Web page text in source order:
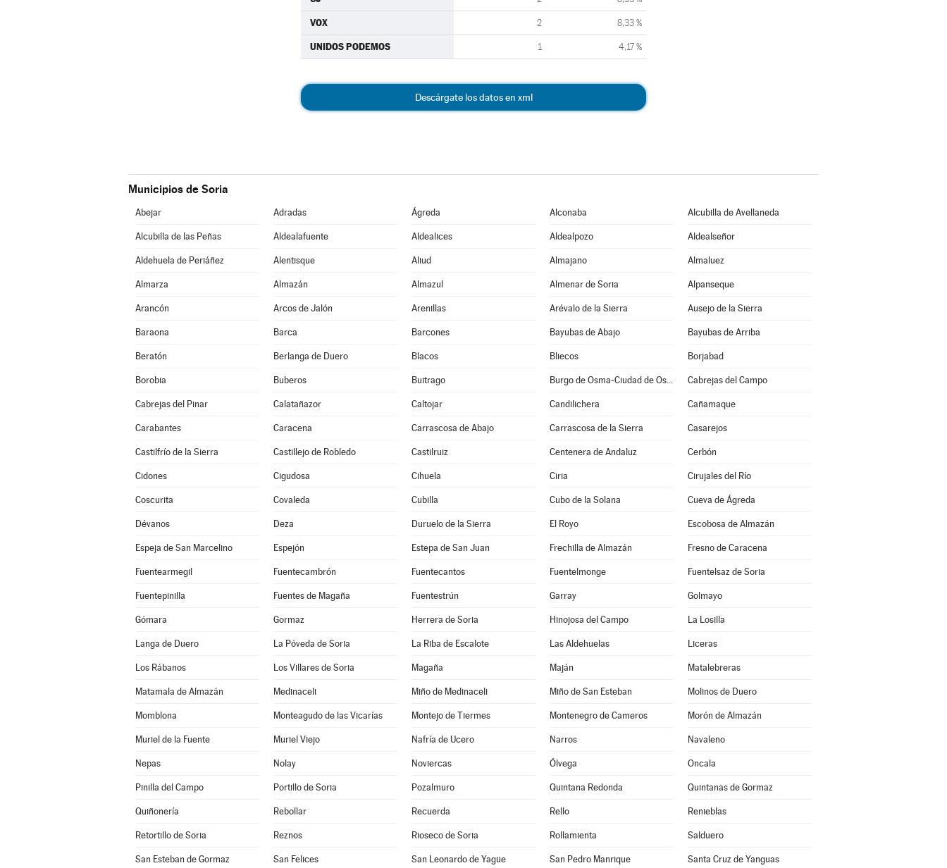
VOX 2 8,33 %
UNIDOS PODEMOS 1 4,17 %
Descárgate los datos en xml
Municipios de Soria
Abejar Adradas Ágreda Alconaba Alcubilla de Avellaneda
Alcubilla de las Peñas Aldealafuente Aldealices Aldealpozo Aldealseñor
Aldehuela de Periáñez Alentisque Aliud Almajano Almaluez
Almarza Almazán Almazul Almenar de Soria Alpanseque
Arancón Arcos de Jalón Arenillas Arévalo de la Sierra Ausejo de la Sierra
Baraona Barca Barcones Bayubas de Abajo Bayubas de Arriba
Beratón Berlanga de Duero Blacos Bliecos Borjabad
Borobia Buberos Buitrago Burgo de Osma-Ciudad de Osma Cabrejas del Campo
Cabrejas del Pinar Calatañazor Caltojar Candilichera Cañamaque
Carabantes Caracena Carrascosa de Abajo Carrascosa de la Sierra Casarejos
Castilfrío de la Sierra Castillejo de Robledo Castilruiz Centenera de Andaluz Cerbón
Cidones Cigudosa Cihuela Ciria Cirujales del Río
Coscurita Covaleda Cubilla Cubo de la Solana Cueva de Ágreda
Dévanos Deza Duruelo de la Sierra El Royo Escobosa de Almazán
Espeja de San Marcelino Espejón Estepa de San Juan Frechilla de Almazán Fresno de Caracena
Fuentearmegil Fuentecambrón Fuentecantos Fuentelmonge Fuentelsaz de Soria
Fuentepinilla Fuentes de Magaña Fuentestrún Garray Golmayo
Gómara Gormaz Herrera de Soria Hinojosa del Campo La Losilla
Langa de Duero La Póveda de Soria La Riba de Escalote Las Aldehuelas Liceras
Los Rábanos Los Villares de Soria Magaña Maján Matalebreras
Matamala de Almazán Medinaceli Miño de Medinaceli Miño de San Esteban Molinos de Duero
Momblona Monteagudo de las Vicarías Montejo de Tiermes Montenegro de Cameros Morón de Almazán
Muriel de la Fuente Muriel Viejo Nafría de Ucero Narros Navaleno
Nepas Nolay Noviercas Ólvega Oncala
Pinilla del Campo Portillo de Soria Pozalmuro Quintana Redonda Quintanas de Gormaz
Quiñonería Rebollar Recuerda Rello Renieblas
Retortillo de Soria Reznos Rioseco de Soria Rollamienta Salduero
San Esteban de Gormaz San Felices San Leonardo de Yagüe San Pedro Manrique Santa Cruz de Yanguas